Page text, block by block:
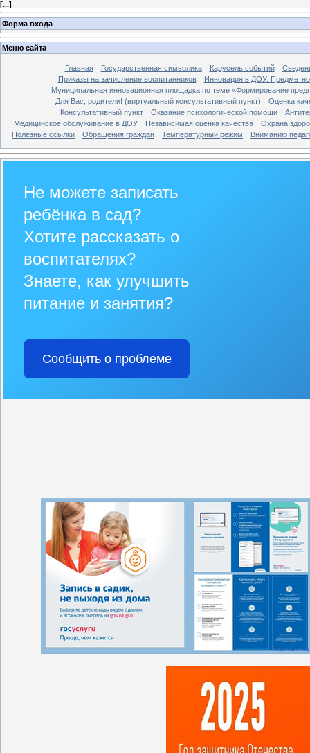
[...]
Форма входа
Меню сайта
Главная Государственная символика Карусель событий
Приказы на зачисление воспитанников
Инновация в ДОУ.
Муниципальная инновационная площадка по теме «Формирование
Для Вас, родители! (виртуальный консультативный пункт)
Оценка
Консультативный пункт
Оказание психологической помощи
Медицинское обслуживание в ДОУ
Независимая оценка качества
Охрана
Полезные ссылки
Обращения граждан Температурный режим Вниманию
Не можете записать
ребёнка в сад?
Хотите рассказать о
воспитателях?
Знаете, как улучшить
питание и занятия?
Сообщить о проблеме